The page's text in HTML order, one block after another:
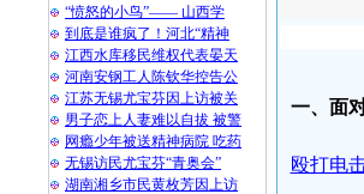
“愤怒的小鸟”—— 山西学
到底是谁疯了！河北“精神
江西水库移民维权代表晏天
河南安钢工人陈钦华控告公
江苏无锡尤宝芬因上访被关
男子恋上人妻难以自拔 被警
网瘾少年被送精神病院 吃药
无锡访民尤宝芬“青奥会”
湖南湘乡市民黄枚芳因上访
一、面
殴打电